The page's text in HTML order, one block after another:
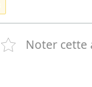
Noter cette